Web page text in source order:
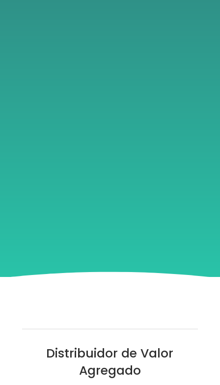
Distribuidor de Valor
Agregado